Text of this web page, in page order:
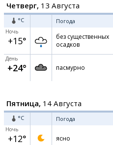
Четверг, 13 Августа
°C Погода
Ночь
+15°
без существенных
осадков
День
+24° пасмурно
Пятница, 14 Августа
°C Погода
Ночь
+12° ясно